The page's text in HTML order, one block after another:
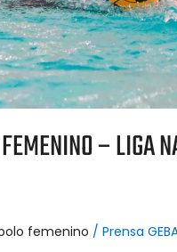
– LIGA
femenino / Prensa